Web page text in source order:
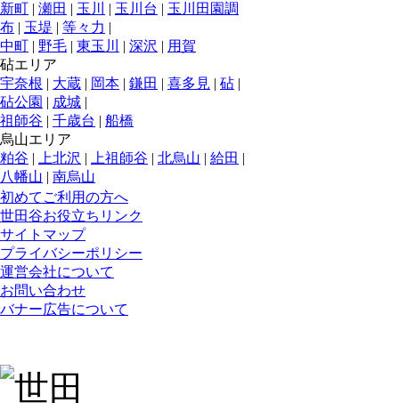
新町 | 瀬田 | 玉川 | 玉川台 | 玉川田園調
布 | 玉堤 | 等々力 |
中町 | 野毛 | 東玉川 | 深沢 | 用賀
砧エリア
宇奈根 | 大蔵 | 岡本 | 鎌田 | 喜多見 | 砧 |
砧公園 | 成城 |
祖師谷 | 千歳台 | 船橋
烏山エリア
粕谷 | 上北沢 | 上祖師谷 | 北烏山 | 給田 |
八幡山 | 南烏山
初めてご利用の方へ
世田谷お役立ちリンク
サイトマップ
プライバシーポリシー
運営会社について
お問い合わせ
バナー広告について